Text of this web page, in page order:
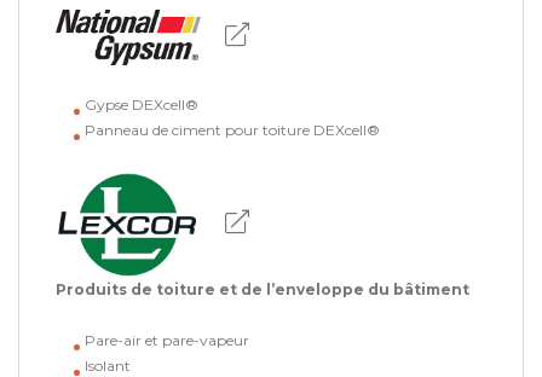
Gypse DEXcell®
Panneau de ciment pour toiture DEXcell®
Produits de toiture et de l’enveloppe du bâtiment
Pare-air et pare-vapeur
Isolant